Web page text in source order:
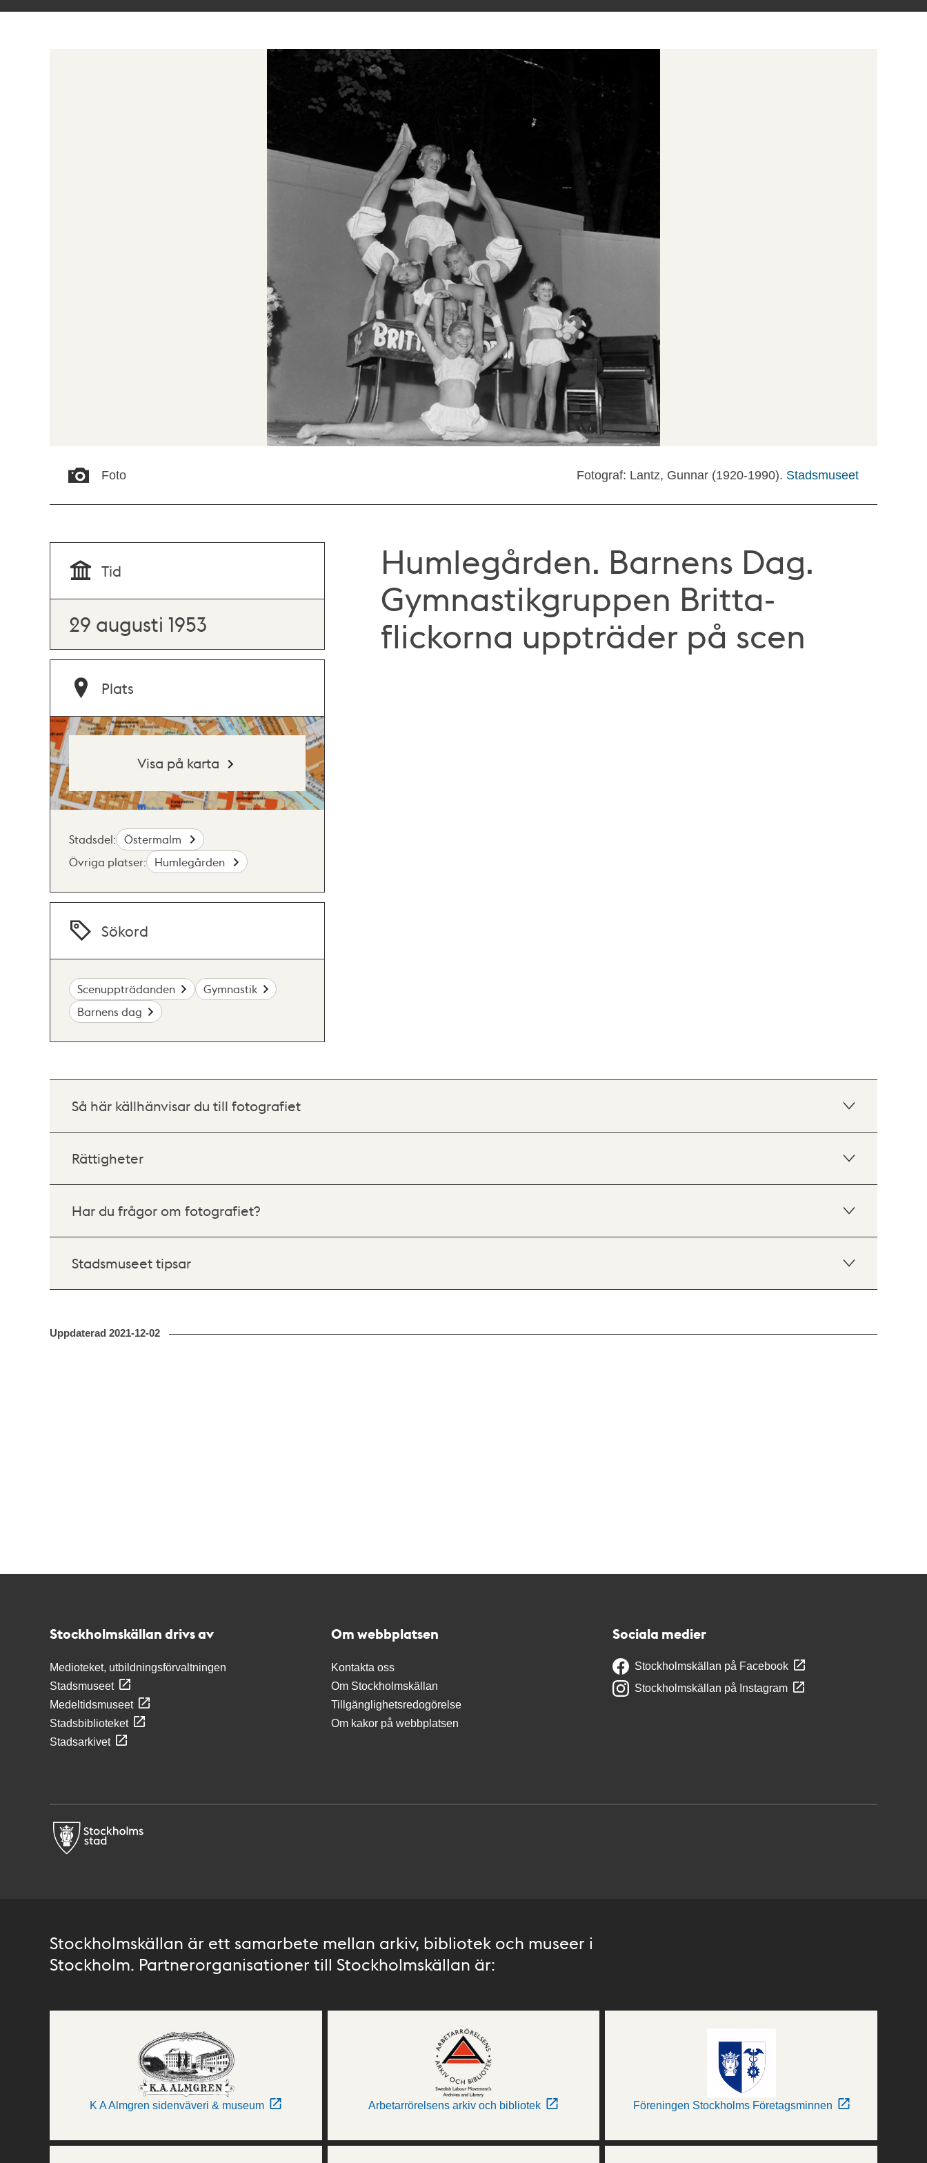
Foto Fotograf: Lantz, Gunnar (1920-1990). Stadsmuseet
Humlegården. Barnens Dag.
Gymnastikgruppen Britta-
flickorna uppträder på scen
Tid
29 augusti 1953
Plats
Visa på karta
Stadsdel:
Östermalm
Övriga platser:
Humlegården
Sökord
Scenuppträdanden
Gymnastik
Barnens dag
Så här källhänvisar du till fotografiet
Rättigheter
Har du frågor om fotografiet?
Stadsmuseet tipsar
Uppdaterad 2021-12-02
Stockholmskällan drivs av
Medioteket, utbildningsförvaltningen
Stadsmuseet
Medeltidsmuseet
Stadsbiblioteket
Stadsarkivet
Om webbplatsen
Kontakta oss
Om Stockholmskällan
Tillgänglighetsredogörelse
Om kakor på webbplatsen
Sociala medier
Stockholmskällan på Facebook
Stockholmskällan på Instagram
Stockholmskällan är ett samarbete mellan arkiv, bibliotek och museer i
Stockholm. Partnerorganisationer till Stockholmskällan är:
K A Almgren sidenväveri & museum Arbetarrörelsens arkiv och bibliotek Föreningen Stockholms Företagsminnen